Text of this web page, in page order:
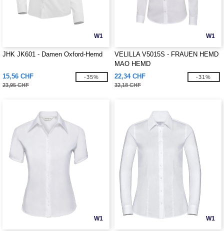
W1
JHK JK601 - Damen Oxford-Hemd
15,56 CHF
23,95 CHF
-35%
W1
VELILLA V5015S - FRAUEN HEMD
MAO HEMD
22,34 CHF
32,18 CHF
-31%
W1 W1